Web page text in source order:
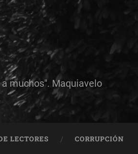
muchos". Maquiavelo
LECTORES CORRUPCIÓN